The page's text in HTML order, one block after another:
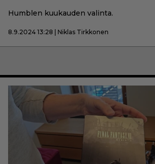
Humblen kuukauden valinta.
8.9.2024 13:28 | Niklas Tirkkonen